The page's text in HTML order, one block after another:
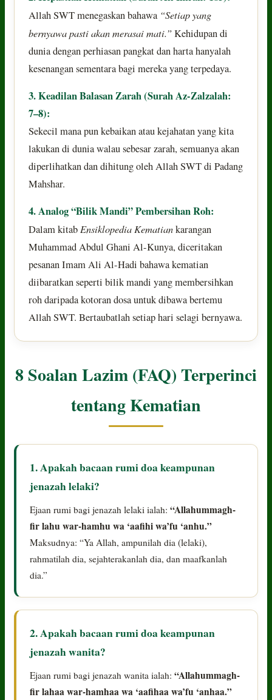
Allah SWT menegaskan bahawa “Setiap yang
bernyawa pasti akan merasai mati.”Kehidupan di
dunia dengan perhiasan pangkat dan harta hanyalah
kesenangan sementara bagi mereka yang terpedaya.
3. Keadilan Balasan Zarah (Surah Az-Zalzalah:
7–8):
Sekecil mana pun kebaikan atau kejahatan yang kita
lakukan di dunia walau sebesar zarah, semuanya akan
diperlihatkan dan dihitung oleh Allah SWT di Padang
Mahshar.
4. Analog “Bilik Mandi” Pembersihan Roh:
Dalam kitabEnsiklopedia Kematiankarangan
Muhammad Abdul Ghani Al-Kunya, diceritakan
pesanan Imam Ali Al-Hadi bahawa kematian
diibaratkan seperti bilik mandi yang membersihkan
roh daripada kotoran dosa untuk dibawa bertemu
Allah SWT. Bertaubatlah setiap hari selagi bernyawa.
8 Soalan Lazim (FAQ) Terperinci
tentang Kematian
1. Apakah bacaan rumi doa keampunan
jenazah lelaki?
Ejaan rumi bagi jenazah lelaki ialah:“Allahummagh-
fir lahu war-hamhu wa ‘aafihi wa’fu ‘anhu.”
Maksudnya: “Ya Allah, ampunilah dia (lelaki),
rahmatilah dia, sejahterakanlah dia, dan maafkanlah
dia.”
2. Apakah bacaan rumi doa keampunan
jenazah wanita?
Ejaan rumi bagi jenazah wanita ialah:“Allahummagh-
fir lahaa war-hamhaa wa ‘aafihaa wa’fu ‘anhaa.”